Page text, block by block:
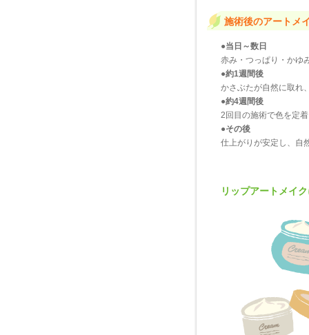
施術後のアートメ
●当日～数日
赤み・つっぱり・かゆ
●約1週間後
かさぶたが自然に取れ
●約4週間後
2回目の施術で色を定
●その後
仕上がりが安定し、自
リップアートメイ